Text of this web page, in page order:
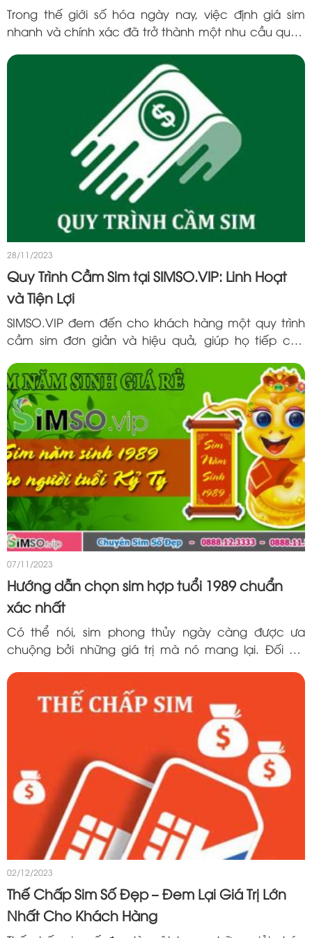
Trong thế giới số hóa ngày nay, việc định giá sim
nhanh và chính xác đã trở thành một nhu cầu quan
tò mò không biết số sim...
28/11/2023
Quy Trình Cầm Sim tại SIMSO.VIP: Linh Hoạt
và Tiện Lợi
SIMSO.VIP đem đến cho khách hàng một quy trình
cầm sim đơn giản và hiệu quả, giúp họ tiếp cận
hữu của chiếc sim. Hãy cùng tìm hiểu chi...
07/11/2023
Hướng dẫn chọn sim hợp tuổi 1989 chuẩn
xác nhất
Có thể nói, sim phong thủy ngày càng được ưa
chuộng bởi những giá trị mà nó mang lại. Đối với
1898 là điều rất cần thiết. Sim phong thủy...
02/12/2023
Thế Chấp Sim Số Đẹp – Đem Lại Giá Trị Lớn
Nhất Cho Khách Hàng